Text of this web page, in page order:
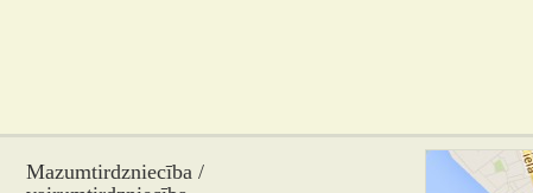
Mazumtirdzniecība /